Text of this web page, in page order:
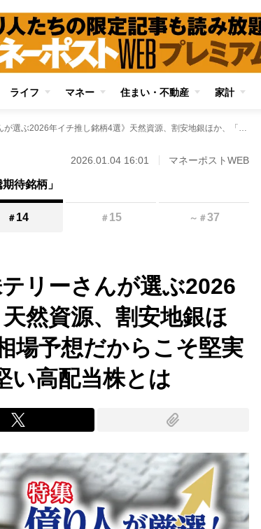
ライフ マネー 住まい・不動産 家計
《資産6億円の成長株テリーさんが選ぶ2026年イチ推し銘柄4選》天然資源、割安地銀ほか、「ネガティブな相場予想だからこそ堅実に」 長期保有で手堅い高配当株とは
2026.01.04 16:01 マネーポストWEB
待銘柄」
＃ 14 ＃ 15 ～ ＃37
テリーさんが選ぶ2026
然資源、割安地銀ほ
場予想だからこそ堅実
高配当株とは